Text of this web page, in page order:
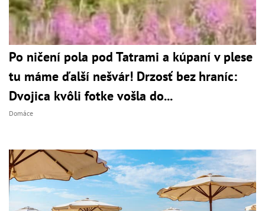
Po ničení pola pod Tatrami a kúpaní v plese
tu máme ďalší nešvár! Drzosť bez hraníc:
Dvojica kvôli fotke vošla do...
Domáce